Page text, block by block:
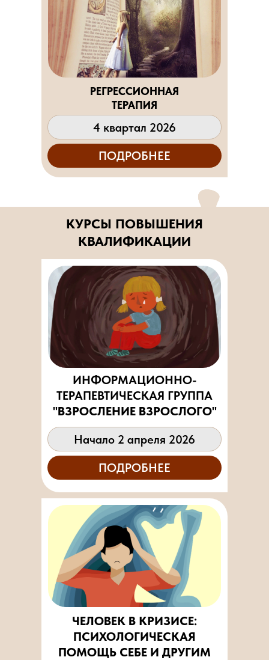
4 квартал 2026
ПОДРОБНЕЕ
РЕГРЕССИОННАЯ
ТЕРАПИЯ
КУРСЫ ПОВЫШЕНИЯ
КВАЛИФИКАЦИИ
Начало 2 апреля 2026
ПОДРОБНЕЕ
ИНФОРМАЦИОННО-
ТЕРАПЕВТИЧЕСКАЯ ГРУППА
"ВЗРОСЛЕНИЕ ВЗРОСЛОГО"
ЧЕЛОВЕК В КРИЗИСЕ:
ПСИХОЛОГИЧЕСКАЯ
ПОМОЩЬ СЕБЕ И ДРУГИМ